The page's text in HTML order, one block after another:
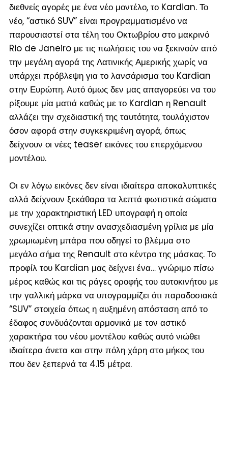
διεθνείς αγορές με ένα νέο μοντέλο, το Kardian. Το
νέο, “αστικό SUV” είναι προγραμματισμένο να
παρουσιαστεί στα τέλη του Οκτωβρίου στο μακρινό
Rio de Janeiro με τις πωλήσεις του να ξεκινούν από
την μεγάλη αγορά της Λατινικής Αμερικής χωρίς να
υπάρχει πρόβλεψη για το λανσάρισμα του Kardian
στην Ευρώπη. Αυτό όμως δεν μας απαγορεύει να του
ρίξουμε μία ματιά καθώς με το Kardian η Renault
αλλάζει την σχεδιαστική της ταυτότητα, τουλάχιστον
όσον αφορά στην συγκεκριμένη αγορά, όπως
δείχνουν οι νέες teaser εικόνες του επερχόμενου
μοντέλου.
Οι εν λόγω εικόνες δεν είναι ιδιαίτερα αποκαλυπτικές
αλλά δείχνουν ξεκάθαρα τα λεπτά φωτιστικά σώματα
με την χαρακτηριστική LED υπογραφή η οποία
συνεχίζει οπτικά στην ανασχεδιασμένη γρίλια με μία
χρωμιωμένη μπάρα που οδηγεί το βλέμμα στο
μεγάλο σήμα της Renault στο κέντρο της μάσκας. Το
προφίλ του Kardian μας δείχνει ένα… γνώριμο πίσω
μέρος καθώς και τις ράγες οροφής του αυτοκινήτου με
την γαλλική μάρκα να υπογραμμίζει ότι παραδοσιακά
“SUV” στοιχεία όπως η αυξημένη απόσταση από το
έδαφος συνδυάζονται αρμονικά με τον αστικό
χαρακτήρα του νέου μοντέλου καθώς αυτό νιώθει
ιδιαίτερα άνετα και στην πόλη χάρη στο μήκος του
που δεν ξεπερνά τα 4.15 μέτρα.